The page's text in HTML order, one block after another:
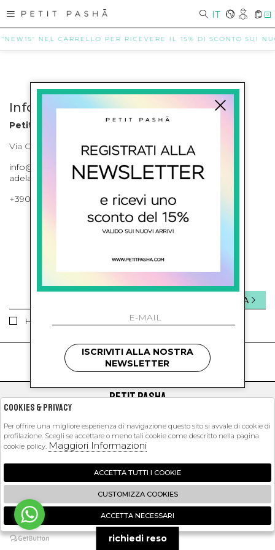
IT 0
NEL CARRELLO PER RICEVERE IL 15% DI SCONTO SUI
Info contatti
Petit Pasha
Via Cilea, 255 Napoli Corso Umberto I 301 Napoli
info@petitpasha.com, petitpasha@hotmail.it,
adelaide.petitpasha@hotmail.com
+39081643421 , +390812351280
ISCRIVITI ALLA NEWSLETTER
Ho letto ed accettato le condizioni sulla privacy.
INVIA
kids
PETIT PASHA
EXTRA
2026 Petit Pasha - P.iva : 09423341214 Powered by
Zucchetti
🍪
ISCRIVITI ALLA NOSTRA
NEWSLETTER
richiedi reso
Cookies & Privacy
Per offrire una migliore esperienza di navigazione questo sito si avvale di cookie di
profilazione. Scegli se accettare o meno tali cookie come descritto nella pagina
cookie policy. Maggiori Informazioni
ACCETTA TUTTI I COOKIE
CUSTOMIZZA COOKIES
ACCETTA NECESSARI